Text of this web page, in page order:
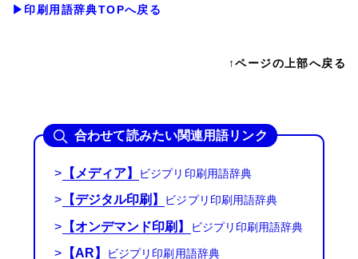
▶印刷用語辞典TOPへ戻る
↑ページの上部へ戻る
合わせて読みたい関連用語リンク
> 【メディア】
> 【デジタル印刷】
> 【オンデマンド印刷】
> 【AR】